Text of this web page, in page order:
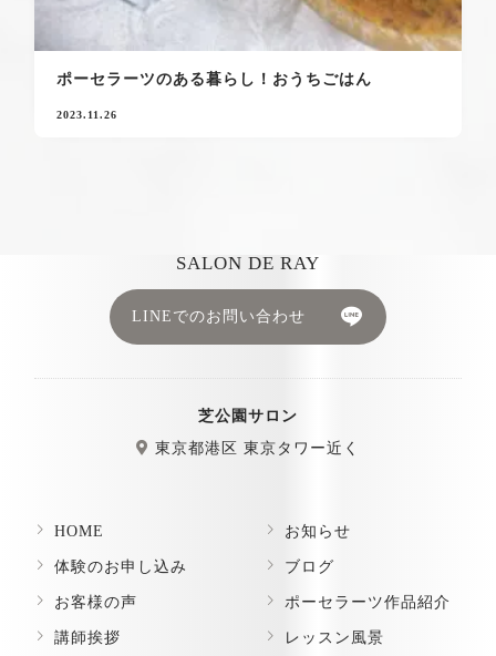
ポーセラーツのある暮らし！おうちごはん
2023.11.26
SALON DE RAY
LINEでのお問い合わせ
芝公園サロン
東京都港区 東京タワー近く
HOME
体験のお申し込み
お客様の声
講師挨拶
お知らせ
ブログ
ポーセラーツ作品紹介
レッスン風景